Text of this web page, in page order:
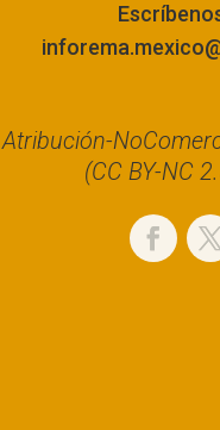
Atribución-
(CC BY-NC